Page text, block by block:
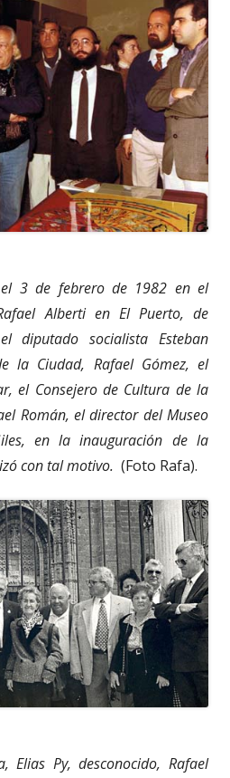
3 de febrero de 1982 en el
Alberti en El Puerto, de
diputado socialista Esteban
la Ciudad, Rafael Gómez, el
el Consejero de Cultura de la
Román, el director del Museo
en la inauguración de la
con tal motivo. (Foto Rafa).
Elias Py, desconocido, Rafael